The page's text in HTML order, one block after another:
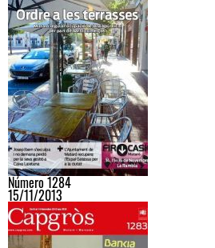
Número 1284
15/11/2013